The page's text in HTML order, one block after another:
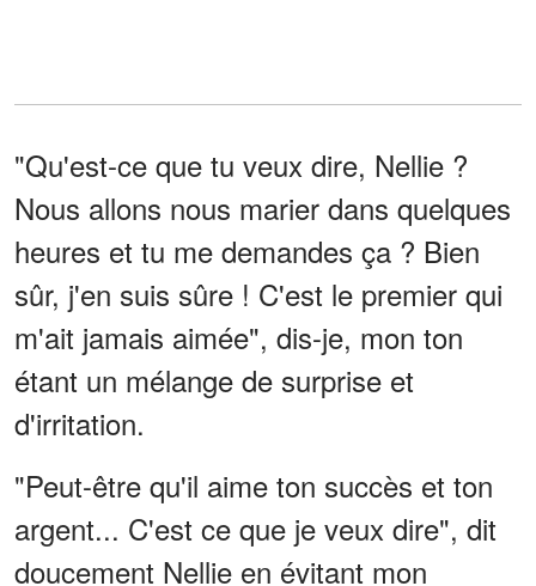
"Qu'est-ce que tu veux dire, Nellie ?
Nous allons nous marier dans quelques
heures et tu me demandes ça ? Bien
sûr, j'en suis sûre ! C'est le premier qui
m'ait jamais aimée", dis-je, mon ton
étant un mélange de surprise et
d'irritation.
"Peut-être qu'il aime ton succès et ton
argent... C'est ce que je veux dire", dit
doucement Nellie en évitant mon